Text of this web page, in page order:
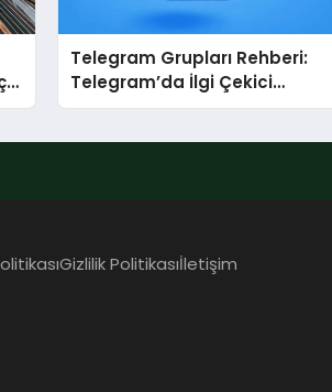
Telegram Grupları Rehberi:
Telegram’da İlgi Çekici
Topluluklar Nasıl Bulunur?
Gizlilik Politikasıİletişim